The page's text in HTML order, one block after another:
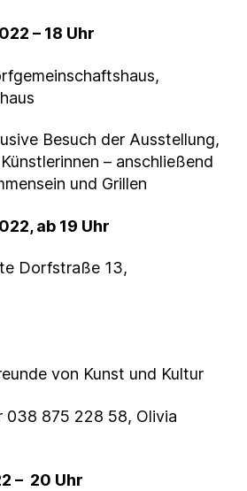
– 18 Uhr
Besuch der Ausstellung,
– anschließend
und Grillen
ab 19 Uhr
Dorfstraße 13,
von Kunst und Kultur
038 875 228 58, Olivia
– 20 Uhr